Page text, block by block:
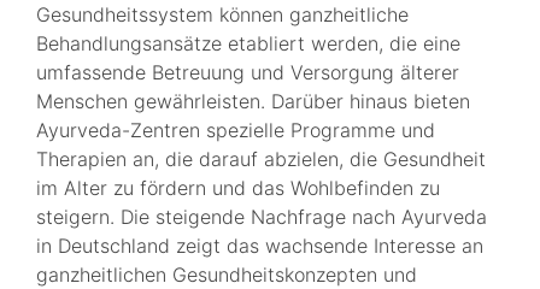
Gesundheitssystem können ganzheitliche
Behandlungsansätze etabliert werden, die eine
umfassende Betreuung und Versorgung älterer
Menschen gewährleisten. Darüber hinaus bieten
Ayurveda-Zentren spezielle Programme und
Therapien an, die darauf abzielen, die Gesundheit
im Alter zu fördern und das Wohlbefinden zu
steigern. Die steigende Nachfrage nach Ayurveda
in Deutschland zeigt das wachsende Interesse an
ganzheitlichen Gesundheitskonzepten und